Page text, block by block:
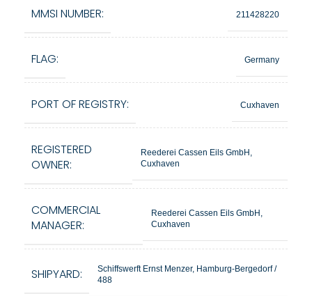
MMSI NUMBER: 211428220
FLAG: Germany
PORT OF REGISTRY: Cuxhaven
REGISTERED
OWNER:
Reederei Cassen Eils GmbH,
Cuxhaven
COMMERCIAL
MANAGER:
Reederei Cassen Eils GmbH,
Cuxhaven
SHIPYARD:
Schiffswerft Ernst Menzer, Hamburg-Bergedorf /
488